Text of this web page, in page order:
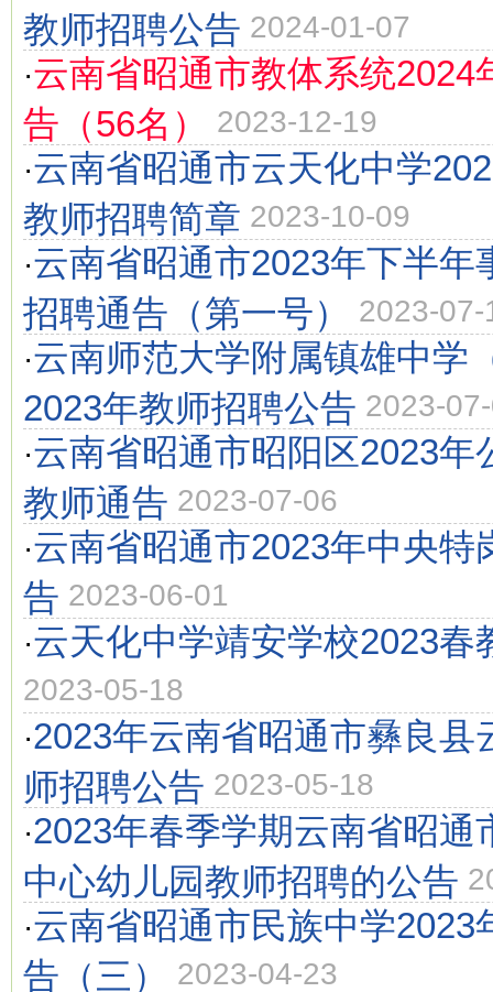
教师招聘公告 2024-01-07
·云南省昭通市教体系统2024
告（56名）
2023-12-19
·云南省昭通市云天化中学
教师招聘简章 2023-10-09
·云南省昭通市2023年下半年
招聘通告（第一号）
2023-07-
·云南师范大学附属镇雄中学
2023年教师招聘公告 2023-
·云南省昭通市昭阳区2023年
教师通告 2023-07-06
·云南省昭通市2023年中央特
告 2023-06-01
·云天化中学靖安学校2023春
2023-05-18
·2023年云南省昭通市彝良县
师招聘公告 2023-05-18
·2023年春季学期云南省昭通
中心幼儿园教师招聘的公告
·云南省昭通市民族中学2023
告（三）
2023-04-23